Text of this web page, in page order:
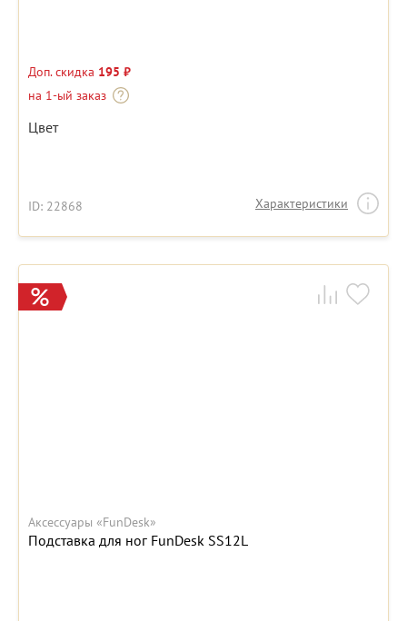
Доп. скидка 195 ₽
на 1-ый заказ
Цвет
ID: 22868 Характеристики
Аксессуары «FunDesk»
Подставка для ног FunDesk SS12L